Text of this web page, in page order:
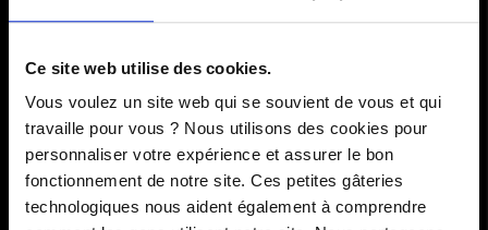
Ce site web utilise des cookies.
Vous voulez un site web qui se souvient de vous et qui
travaille pour vous ? Nous utilisons des cookies pour
personnaliser votre expérience et assurer le bon
fonctionnement de notre site. Ces petites gâteries
technologiques nous aident également à comprendre
COMMANDES
Livraisons
Comment renvoyer des articles